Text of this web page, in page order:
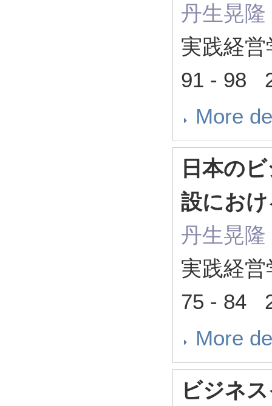
丹生晃隆
実践経
91 - 98
More
日本の
設にお
丹生晃隆
実践経
75 - 84
More
ビジネ